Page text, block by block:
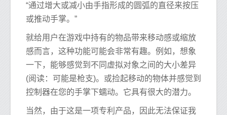
“通过增大或减小由手指形成的圆弧的直径来按压
或推动手掌。”
就给用户在游戏中持有的物品带来移动感或缩放
感而言，这种功能可能会非常有趣。例如，想象
一下，能够感觉到不同虚拟对象之间的大小差异
(阅读：可能是枪支)。或捡起移动的物体并感觉到
控制器在您的手掌下蠕动。它具有很大的潜力。
当然，由于这是一项专利产品，因此无法保证我